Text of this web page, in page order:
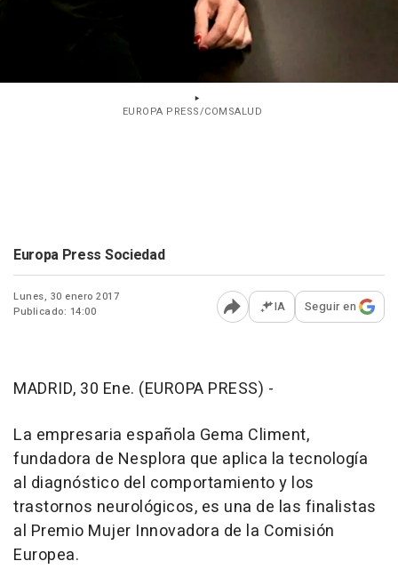
EUROPA PRESS/COMSALUD
Europa Press Sociedad
Lunes, 30 enero 2017
Publicado: 14:00
Abrir opciones para
IA Seguir en
MADRID, 30 Ene. (EUROPA PRESS) -
La empresaria española Gema Climent,
fundadora de Nesplora que aplica la tecnología
al diagnóstico del comportamiento y los
trastornos neurológicos, es una de las finalistas
al Premio Mujer Innovadora de la Comisión
Europea.